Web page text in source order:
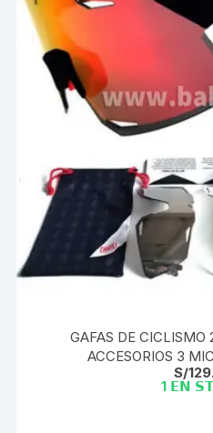
GAFAS DE
ACCESORIOS 3
S/
1 𝗘𝗡